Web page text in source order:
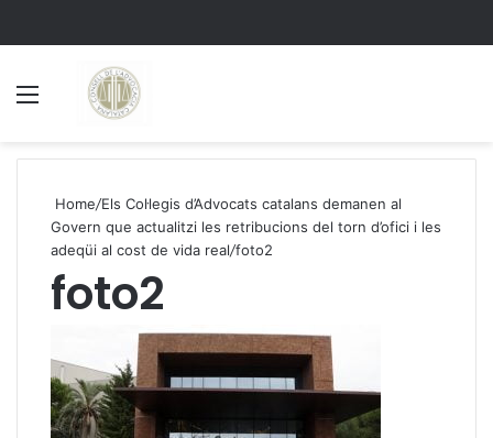
Home/Els Col·legis d’Advocats catalans demanen al
Govern que actualitzi les retribucions del torn d’ofici i les
adeqüi al cost de vida real/foto2
foto2